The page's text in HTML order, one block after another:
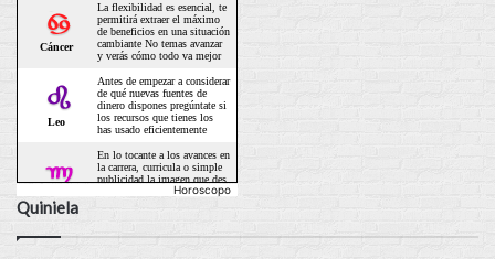
Horoscopo
Quiniela